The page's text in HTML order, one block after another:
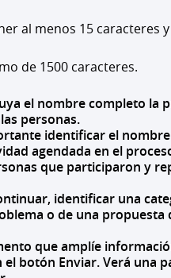
al menos 15 caracteres
de 1500 caracteres.
el nombre completo la
personas.
identificar el
agendada en el
que participaron y
identificar una
o de una propuesta
que amplíe
botón Enviar. Verá una